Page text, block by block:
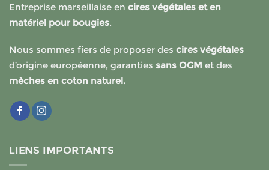
Entreprise marseillaise en cires végétales et en
matériel pour bougies.
Nous sommes fiers de proposer des cires végétales
d’origine européenne, garanties sans OGM et des
mèches en coton naturel.
LIENS IMPORTANTS